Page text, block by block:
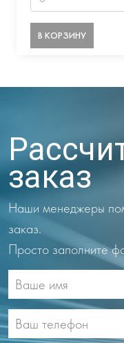
В КОРЗИНУ
заказ
Наши менеджеры
заказ.
Просто заполните